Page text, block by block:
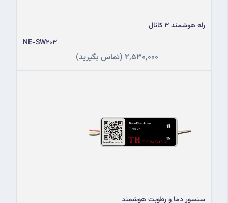
رله هوشمند 3 کانال
NE-SW203
2,530,000 (تماس بگیرید)
سنسور دما و رطوبت هوشمند